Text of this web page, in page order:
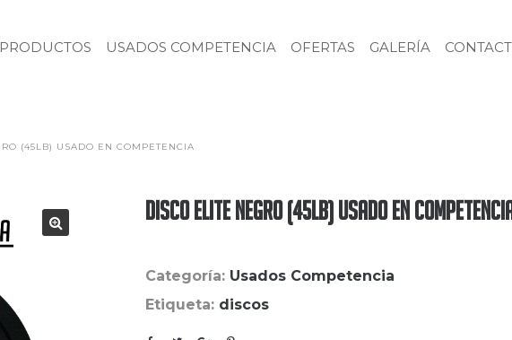
PRODUCTOS USADOS COMPETENCIA OFERTAS GALERÍA
(45LB) USADO EN COMPETENCIA
Disco Elite Negro (45LB) Usado en
Categoría: Usados Competencia
Etiqueta: discos